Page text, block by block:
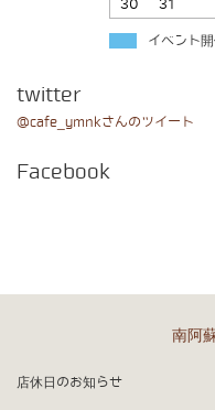
30
31
イベント
twitter
@cafe_ymnkさんのツイート
Facebook
南阿
店休日のお知らせ